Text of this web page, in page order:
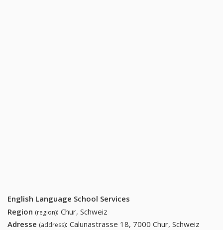
English Language School Services
Region (region): Chur, Schweiz
Adresse (address): Calunastrasse 18, 7000 Chur, Schweiz